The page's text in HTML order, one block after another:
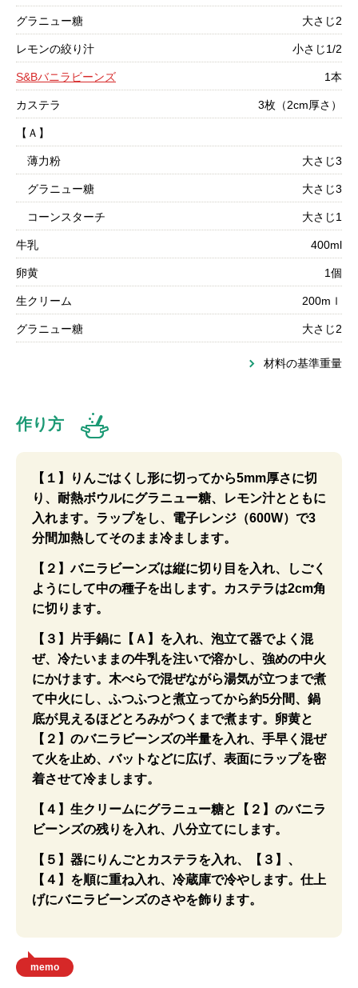
グラニュー糖 大さじ2
レモンの絞り汁 小さじ1/2
S&Bバニラビーンズ 1本
カステラ 3枚（2cm厚さ）
【Ａ】
薄力粉 大さじ3
グラニュー糖 大さじ3
コーンスターチ 大さじ1
牛乳 400ml
卵黄 1個
生クリーム 200mｌ
グラニュー糖 大さじ2
材料の基準重量
作り方
【１】りんごはくし形に切ってから5mm厚さに切
り、耐熱ボウルにグラニュー糖、レモン汁とともに
入れます。ラップをし、電子レンジ（600W）で3
分間加熱してそのまま冷まします。
【２】バニラビーンズは縦に切り目を入れ、しごく
ようにして中の種子を出します。カステラは2cm角
に切ります。
【３】片手鍋に【Ａ】を入れ、泡立て器でよく混
ぜ、冷たいままの牛乳を注いで溶かし、強めの中火
にかけます。木べらで混ぜながら湯気が立つまで煮
て中火にし、ふつふつと煮立ってから約5分間、鍋
底が見えるほどとろみがつくまで煮ます。卵黄と
【２】のバニラビーンズの半量を入れ、手早く混ぜ
て火を止め、バットなどに広げ、表面にラップを密
着させて冷まします。
【４】生クリームにグラニュー糖と【２】のバニラ
ビーンズの残りを入れ、八分立てにします。
【５】器にりんごとカステラを入れ、【３】、
【４】を順に重ね入れ、冷蔵庫で冷やします。仕上
げにバニラビーンズのさやを飾ります。
memo